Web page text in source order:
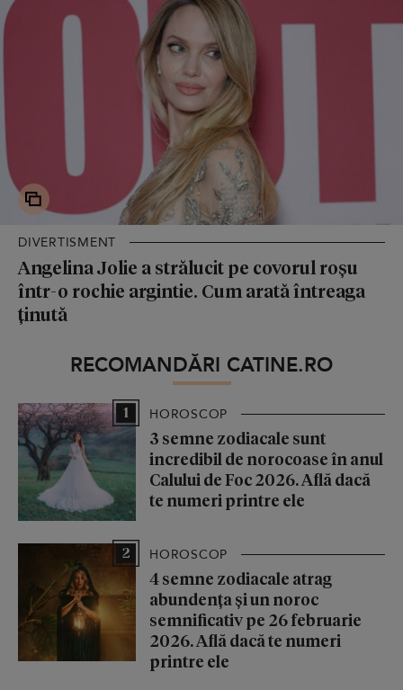
DIVERTISMENT
Angelina Jolie a strălucit pe covorul roșu
într-o rochie argintie. Cum arată întreaga
ținută
RECOMANDĂRI CATINE.RO
1 HOROSCOP
3 semne zodiacale sunt
incredibil de norocoase în anul
Calului de Foc 2026. Află dacă
te numeri printre ele
2 HOROSCOP
4 semne zodiacale atrag
abundența și un noroc
semnificativ pe 26 februarie
2026. Află dacă te numeri
printre ele